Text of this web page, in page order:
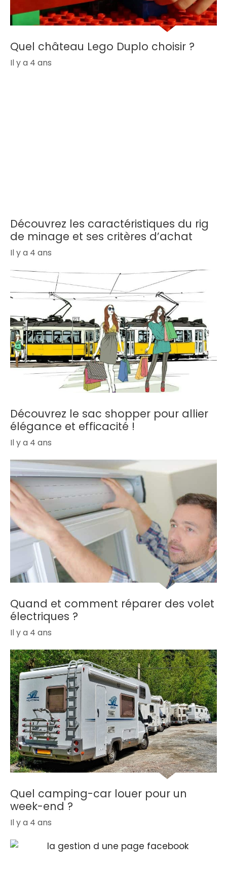
Quel château Lego Duplo choisir ?
Il y a 4 ans
Découvrez les caractéristiques du rig
de minage et ses critères d’achat
Il y a 4 ans
Découvrez le sac shopper pour allier
élégance et efficacité !
Il y a 4 ans
Quand et comment réparer des volet
électriques ?
Il y a 4 ans
Quel camping-car louer pour un
week-end ?
Il y a 4 ans